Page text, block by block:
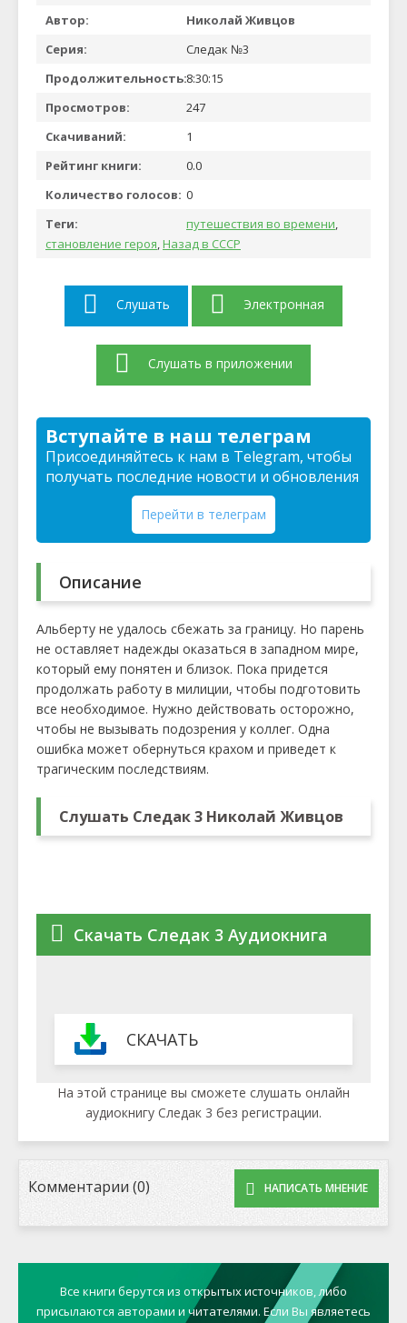
Автор:
Николай Живцов
Серия:
Следак №3
Продолжительность:8:30:15
Просмотров:
247
Скачиваний:
1
Рейтинг книги:
0.0
Количество голосов: 0
Теги:
путешествия во времени,
становление героя,Назад в СССР
Слушать Электронная
Слушать в приложении
Вступайте в наш телеграм
Присоединяйтесь к нам в Telegram, чтобы
получать последние новости и обновления
Перейти в телеграм
Описание
Альберту не удалось сбежать за границу. Но парень
не оставляет надежды оказаться в западном мире,
который ему понятен и близок. Пока придется
продолжать работу в милиции, чтобы подготовить
все необходимое. Нужно действовать осторожно,
чтобы не вызывать подозрения у коллег. Одна
ошибка может обернуться крахом и приведет к
трагическим последствиям.
Слушать Следак 3 Николай Живцов
Скачать Следак 3 Аудиокнига
СКАЧАТЬ
На этой странице вы сможете слушать онлайн
аудиокнигу Следак 3 без регистрации.
Комментарии (0) НАПИСАТЬ МНЕНИЕ
Все книги берутся из открытых источников, либо
присылаются авторами и читателями. Если Вы являетесь